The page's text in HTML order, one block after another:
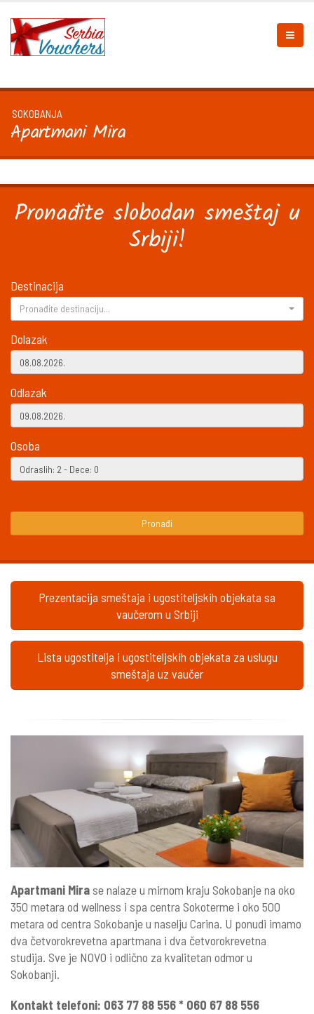
SOKOBANJA
Apartmani Mira
Pronađite slobodan smeštaj u
Srbiji!
Destinacija
Pronađite destinaciju...
Dolazak
Odlazak
Osoba
Pronađi
Prezentacija smeštaja i ugostiteljskih objekata sa
vaučerom u Srbiji
Lista ugostitelja i ugostiteljskih objekata za uslugu
smeštaja uz vaučer
Apartmani Mirase nalaze u mirnom kraju Sokobanje na oko
350 metara od wellness i spa centra Sokoterme i oko 500
metara od centra Sokobanje u naselju Carina. U ponudi imamo
dva četvorokrevetna apartmana i dva četvorokrevetna
studija. Sve je NOVO i odlično za kvalitetan odmor u
Sokobanji.
Kontakt telefoni: 063 77 88 556 * 060 67 88 556